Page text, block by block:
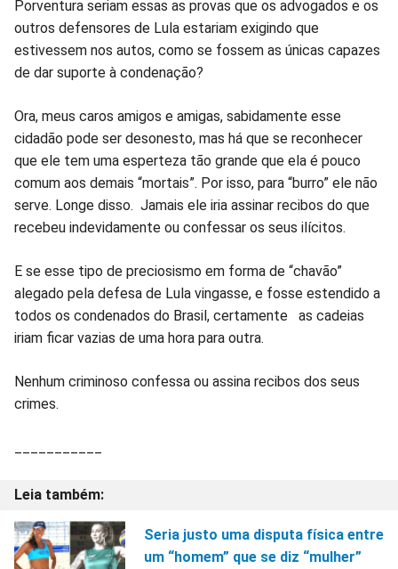
Porventura seriam essas as provas que os advogados e os
outros defensores de Lula estariam exigindo que
estivessem nos autos, como se fossem as únicas capazes
de dar suporte à condenação?
Ora, meus caros amigos e amigas, sabidamente esse
cidadão pode ser desonesto, mas há que se reconhecer
que ele tem uma esperteza tão grande que ela é pouco
comum aos demais “mortais”. Por isso, para “burro” ele não
serve. Longe disso. Jamais ele iria assinar recibos do que
recebeu indevidamente ou confessar os seus ilícitos.
E se esse tipo de preciosismo em forma de “chavão”
alegado pela defesa de Lula vingasse, e fosse estendido a
todos os condenados do Brasil, certamente as cadeias
iriam ficar vazias de uma hora para outra.
Nenhum criminoso confessa ou assina recibos dos seus
crimes.
Seria justo uma disputa física entre
um “homem” que se diz “mulher”